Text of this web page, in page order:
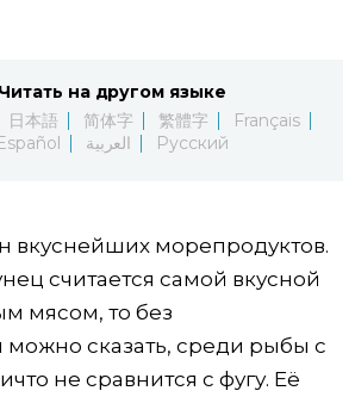
Читать на другом языке
日本語 简体字 繁體字
Français
العربية Русский
вкуснейших морепродуктов.
считается самой вкусной
мясом, то без
можно сказать, среди рыбы с
не сравнится с фугу. Её